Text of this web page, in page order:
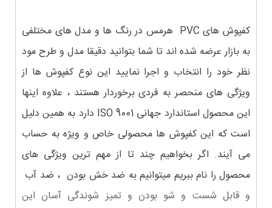
کفپوش های PVC هرمس در رنگ ها و مدل های مختلفی
به بازار عرضه شده اند تا شما بتوانید دقیقا مدل و طرح مود
نظر خود را انتخاب و اجرا نمایید این نوع کفپوش ها از
ویژگی های منحصر به فردی برخوردار هستند ، علاوه اینها
این محصول استاندارد جهانی ISO 9001 دارد به همین دلیل
است که این کفپوش ها محصولی خاص و ویژه به حساب
می آیند. اگر بخواهیم چند تا از مهم ترین ویژگی های
محصول را نام ببریم میتوانیم به ضد خش بودن ، ضد آب
و قابل شست و شو بودن و تمیز شوندگی آسان این